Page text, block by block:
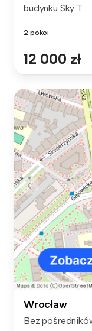
budynku Sky T...
2 pokoi
12 000 zł
Wrocław
Bez